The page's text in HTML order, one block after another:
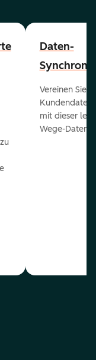
Daten-
Vereinen Sie
Kundendaten
mit dieser
Wege-Daten-